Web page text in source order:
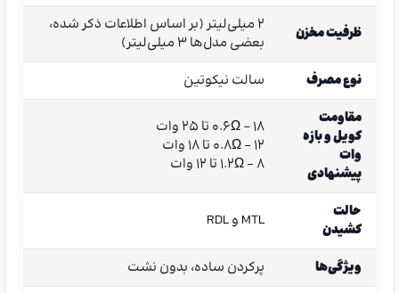
ظرفیت مخزن
۲ میلی‌لیتر (بر اساس اطلاعات ذکر شده،
بعضی مدل‌ها ۳ میلی‌لیتر)
نوع مصرف
سالت نیکوتین
مقاومت
کویل و بازه
وات
پیشنهادی
0.6Ω – ۱۸ تا ۲۵ وات
0.8Ω – ۱۲ تا ۱۸ وات
1.2Ω – ۸ تا ۱۲ وات
حالت
کشیدن
MTL و RDL
ویژگی‌ها پرکردن ساده، بدون نشت